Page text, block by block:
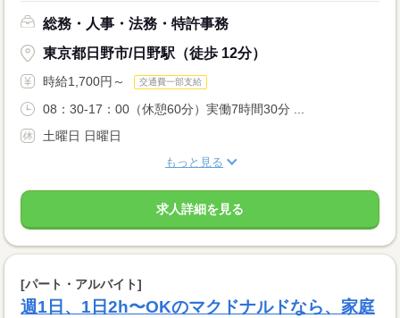
総務・人事・法務・特許事務
東京都日野市/日野駅（徒歩 12分）
時給1,700円～ 交通費一部支給
08：30-17：00（休憩60分）実働7時間30分 ...
土曜日 日曜日
もっと見る
求人詳細を見る
[パート・アルバイト]
週1日、1日2h〜OKのマクドナルドなら、家庭